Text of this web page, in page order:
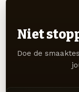
Niet
Doe de